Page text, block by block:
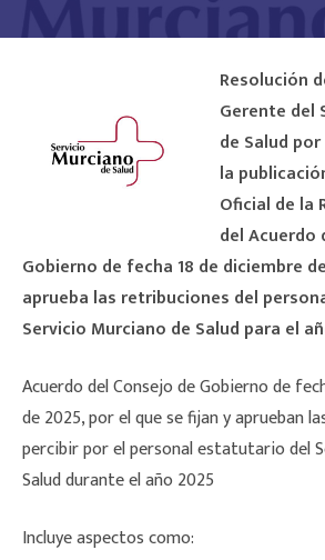
Resolución
Gerente del
de Salud
la
Oficial de la
del Acuerdo
Gobierno de fecha 18 de diciembre
aprueba las retribuciones del
Servicio Murciano de Salud para el
Acuerdo del Consejo de Gobierno de
de 2025, por el que se fijan y aprueban
percibir por el personal estatutario del
Salud durante el año 2025
Incluye aspectos como: